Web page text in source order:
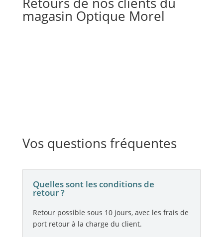
magasin Optique Morel
Vos questions fréquentes
Quelles sont les conditions de
retour ?
Retour possible sous 10 jours, avec les frais de
port retour à la charge du client.